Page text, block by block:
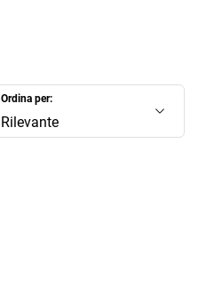
Ordina per:
Rilevante